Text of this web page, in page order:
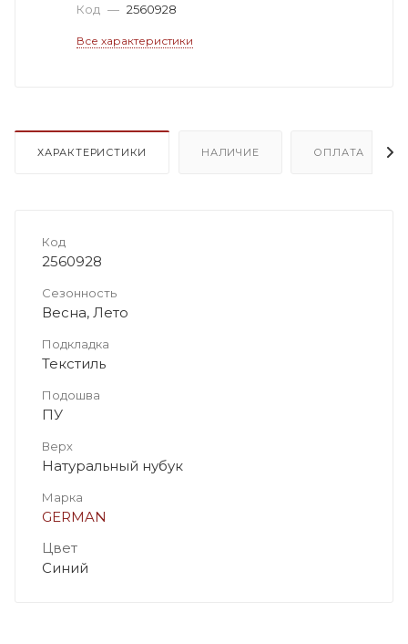
Код — 2560928
Все характеристики
ХАРАКТЕРИСТИКИ НАЛИЧИЕ ОПЛАТА
Код
2560928
Сезонность
Весна, Лето
Подкладка
Текстиль
Подошва
ПУ
Верх
Натуральный нубук
Марка
GERMAN
Цвет
Синий